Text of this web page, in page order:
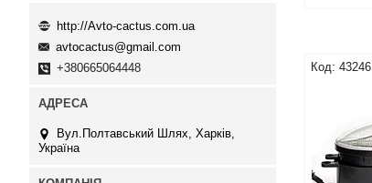
43246
http://Avto-cactus.com.ua
avtocactus@gmail.com
+380665064448
Вул.Полтавський Шлях, Харків,
Україна